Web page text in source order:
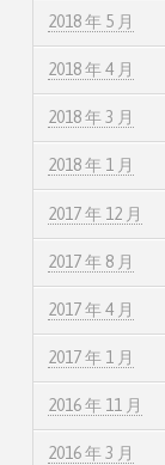
2018 年 5 月
2018 年 4 月
2018 年 3 月
2018 年 1 月
2017 年 12 月
2017 年 8 月
2017 年 4 月
2017 年 1 月
2016 年 11 月
2016 年 3 月